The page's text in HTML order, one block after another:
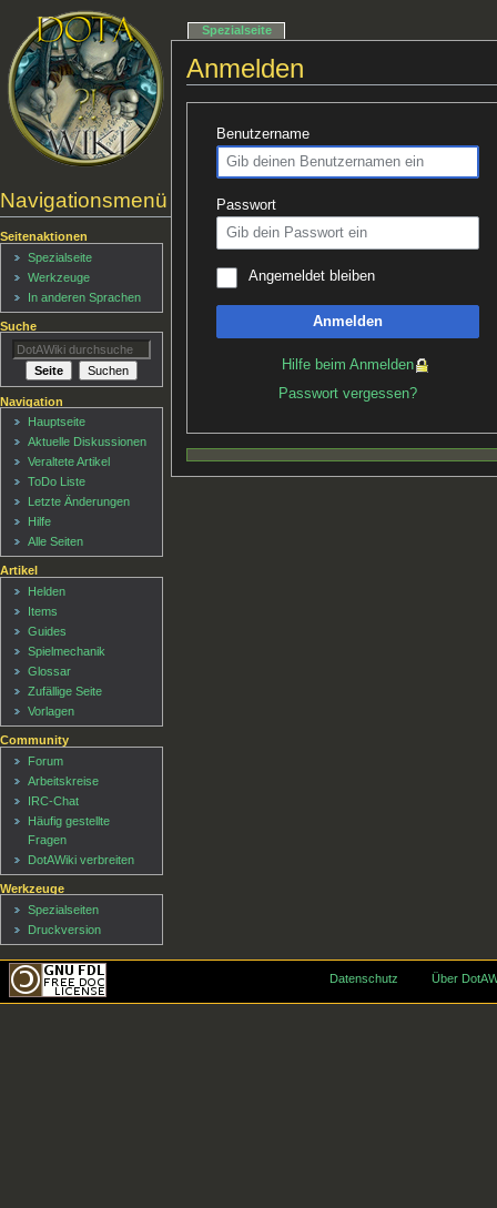
Anmelden
Benutzername
Passwort
Angemeldet bleiben
Anmelden
Hilfe beim Anmelden
Passwort vergessen?
Navigationsmenü
Spezialseite
Seitenaktionen
Spezialseite
Werkzeuge
In anderen Sprachen
Suche
Navigation
Hauptseite
Aktuelle Diskussionen
Veraltete Artikel
ToDo Liste
Letzte Änderungen
Hilfe
Alle Seiten
Artikel
Helden
Items
Guides
Spielmechanik
Glossar
Zufällige Seite
Vorlagen
Community
Forum
Arbeitskreise
IRC-Chat
Häufig gestellte
Fragen
DotAWiki verbreiten
Werkzeuge
Spezialseiten
Druckversion
Datenschutz Über